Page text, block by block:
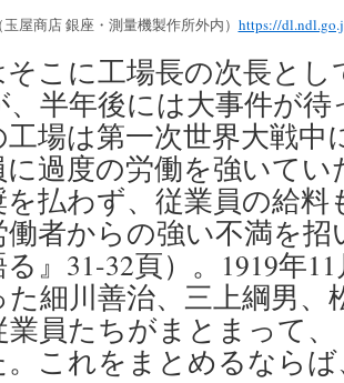
（玉屋商店 銀座・測量機製作所外内） https://
こに工場長の次長とし
、半年後には大事件が
場は第一次世界大戦中
に過度の労働を強いて
を払わず、従業員の給
働者からの強い不満を
』31-32頁）。1919年
細川善治、三上綱男、
業員たちがまとまって
。これをまとめるならば